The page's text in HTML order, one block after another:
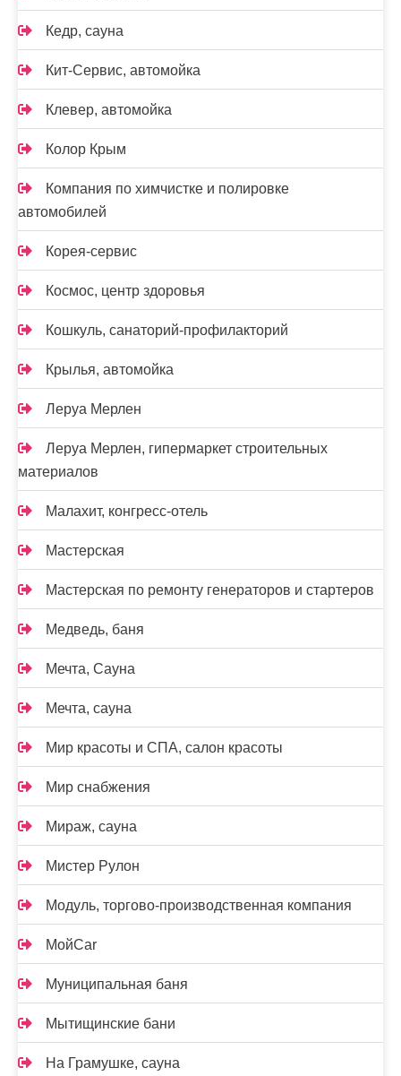
Кедр, сауна
Кит-Сервис, автомойка
Клевер, автомойка
Колор Крым
Компания по химчистке и полировке
автомобилей
Корея-сервис
Космос, центр здоровья
Кошкуль, санаторий-профилакторий
Крылья, автомойка
Леруа Мерлен
Леруа Мерлен, гипермаркет строительных
материалов
Малахит, конгресс-отель
Мастерская
Мастерская по ремонту генераторов и стартеров
Медведь, баня
Мечта, Сауна
Мечта, сауна
Мир красоты и СПА, салон красоты
Мир снабжения
Мираж, сауна
Мистер Рулон
Модуль, торгово-производственная компания
МойCar
Муниципальная баня
Мытищинские бани
На Грамушке, сауна